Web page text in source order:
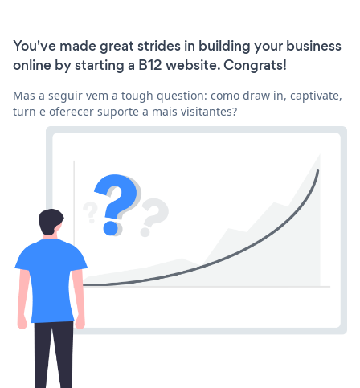
You've made great strides in building your business
online by starting a B12 website. Congrats!
Mas a seguir vem a tough question: como draw in, captivate,
turn e oferecer suporte a mais visitantes?